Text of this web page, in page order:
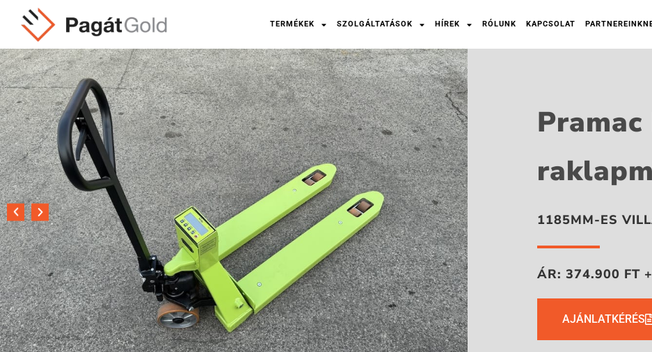
TERMÉKEK SZOLGÁLTATÁSOK HÍREK RÓLUNK KAPCSOLAT
1185MM-ES
ÁR: 374.900 FT
AJÁNLATKÉRÉS